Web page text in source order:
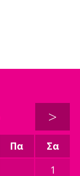
>
Πα
Σα
1